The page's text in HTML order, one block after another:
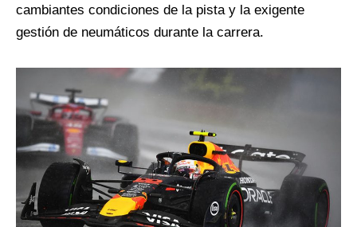
cambiantes condiciones de la pista y la exigente
gestión de neumáticos durante la carrera.